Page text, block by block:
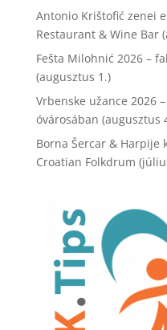
Antonio Krištofić zenei
Restaurant & Wine Bar
Fešta Milohnić 2026 –
(augusztus 1.)
Vrbenske užance 2026
óvárosában (augusztus
Borna Šercar & Harpije
Croatian Folkdrum